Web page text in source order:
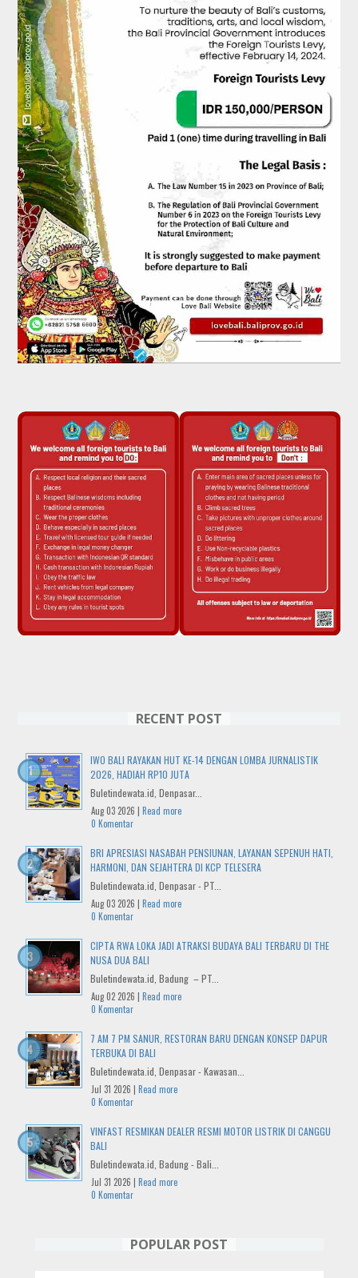
RECENT POST
IWO BALI RAYAKAN HUT KE-14 DENGAN LOMBA JURNALISTIK
2026, HADIAH RP10 JUTA
Buletindewata.id, Denpasar...
Aug 03 2026 | Read more
0 Komentar
BRI APRESIASI NASABAH PENSIUNAN, LAYANAN SEPENUH HATI,
HARMONI, DAN SEJAHTERA DI KCP TELESERA
Buletindewata.id, Denpasar - PT...
Aug 03 2026 | Read more
0 Komentar
CIPTA RWA LOKA JADI ATRAKSI BUDAYA BALI TERBARU DI THE
NUSA DUA BALI
Buletindewata.id, Badung – PT...
Aug 02 2026 | Read more
0 Komentar
7 AM 7 PM SANUR, RESTORAN BARU DENGAN KONSEP DAPUR
TERBUKA DI BALI
Buletindewata.id, Denpasar - Kawasan...
Jul 31 2026 | Read more
0 Komentar
VINFAST RESMIKAN DEALER RESMI MOTOR LISTRIK DI CANGGU
BALI
Buletindewata.id, Badung - Bali...
Jul 31 2026 | Read more
0 Komentar
POPULAR POST